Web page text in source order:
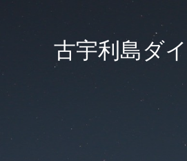
古宇利島ダ